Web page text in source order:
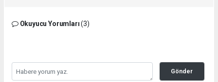
Okuyucu Yorumları(3)
Gönder